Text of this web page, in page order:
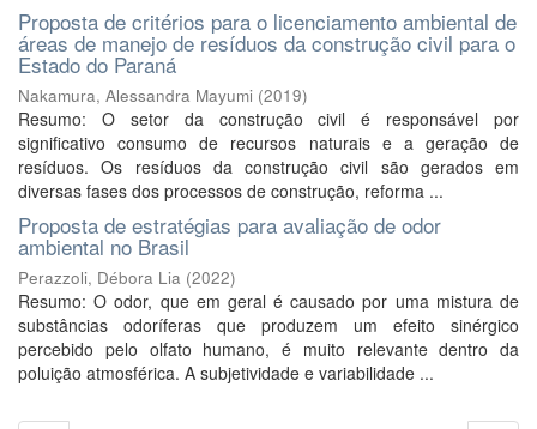
Proposta de critérios para o licenciamento ambiental de
áreas de manejo de resíduos da construção civil para o
Estado do Paraná
Nakamura, Alessandra Mayumi (2019)
Resumo: O setor da construção civil é responsável por
significativo consumo de recursos naturais e a geração de
resíduos. Os resíduos da construção civil são gerados em
diversas fases dos processos de construção, reforma ...
Proposta de estratégias para avaliação de odor
ambiental no Brasil
Perazzoli, Débora Lia (2022)
Resumo: O odor, que em geral é causado por uma mistura de
substâncias odoríferas que produzem um efeito sinérgico
percebido pelo olfato humano, é muito relevante dentro da
poluição atmosférica. A subjetividade e variabilidade ...